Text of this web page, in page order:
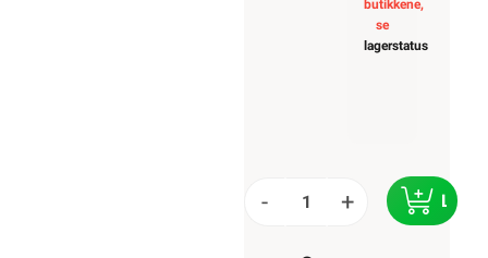
butikkene,
se
lagerstatus
- +